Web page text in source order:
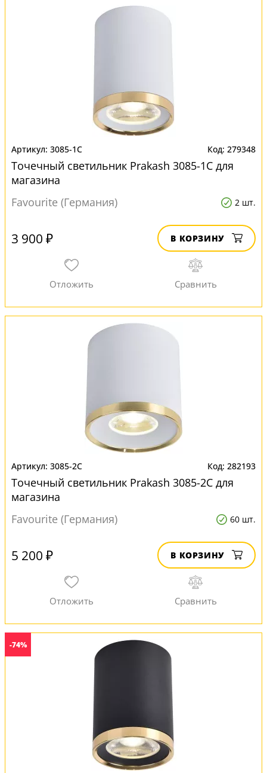
3085-1C 279348
Точечный светильник Prakash 3085-1C для
магазина
Favourite (Германия)
2 шт.
3 900 ₽ В КОРЗИНУ
3085-2C 282193
Точечный светильник Prakash 3085-2C для
магазина
Favourite (Германия)
60 шт.
5 200 ₽ В КОРЗИНУ
-74%